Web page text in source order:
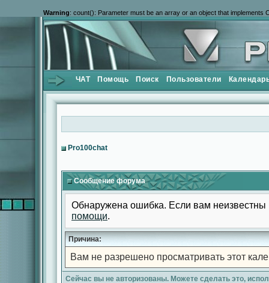
Warning: count(): Parameter must be an array or an object that implements
ЧАТ Помощь Поиск Пользователи
Pro100chat
Сообщение форума
Обнаружена ошибка. Если вам
помощи.
Причина:
Вам не разрешено просматривать этот
Сейчас вы не авторизованы. Можете сделать это,